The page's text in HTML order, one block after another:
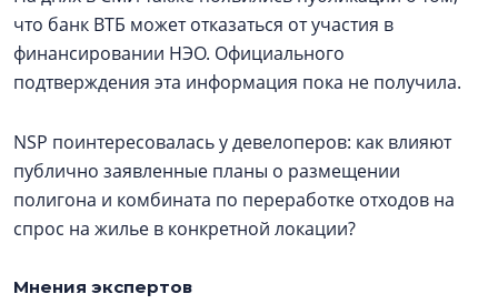
что банк ВТБ может отказаться от участия в
финансировании НЭО. Официального
подтверждения эта информация пока не получила.
NSP поинтересовалась у девелоперов: как влияют
публично заявленные планы о размещении
полигона и комбината по переработке отходов на
спрос на жилье в конкретной локации?
Мнения экспертов